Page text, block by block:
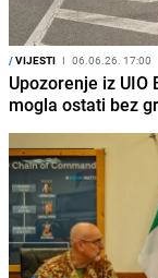
/VIJESTI I 06.06.26. 17:00
Upozorenje iz UIO
mogla ostati bez